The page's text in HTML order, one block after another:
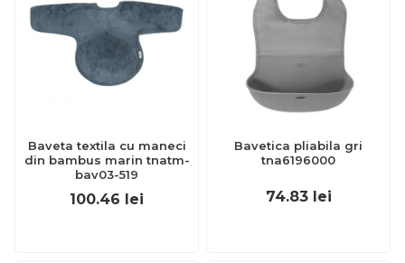
Baveta textila cu maneci
din bambus marin tnatm-
bav03-519
100.46 lei
Bavetica pliabila gri
tna6196000
74.83 lei